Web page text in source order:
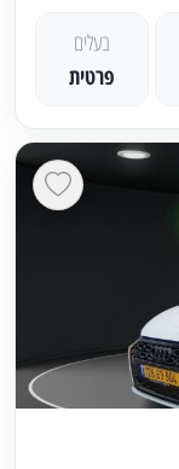
בעלים
פרטית